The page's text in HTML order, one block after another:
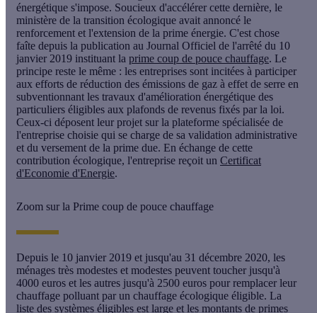
énergétique s'impose. Soucieux d'accélérer cette dernière, le
ministère de la transition écologique avait annoncé le
renforcement et l'extension de la prime énergie. C'est chose
faîte depuis la publication au Journal Officiel de l'arrêté du 10
janvier 2019 instituant la prime coup de pouce chauffage. Le
principe reste le même : les entreprises sont incitées à participer
aux efforts de réduction des émissions de gaz à effet de serre en
subventionnant les travaux d'amélioration énergétique des
particuliers éligibles aux plafonds de revenus fixés par la loi.
Ceux-ci déposent leur projet sur la plateforme spécialisée de
l'entreprise choisie qui se charge de sa validation administrative
et du versement de la prime due. En échange de cette
contribution écologique, l'entreprise reçoit un Certificat
d'Economie d'Energie.
Zoom sur la Prime coup de pouce chauffage
Depuis le 10 janvier 2019 et jusqu'au 31 décembre 2020, les
ménages très modestes et modestes peuvent toucher jusqu'à
4000 euros et les autres jusqu'à 2500 euros pour remplacer leur
chauffage polluant par un chauffage écologique éligible. La
liste des systèmes éligibles est large et les montants de primes